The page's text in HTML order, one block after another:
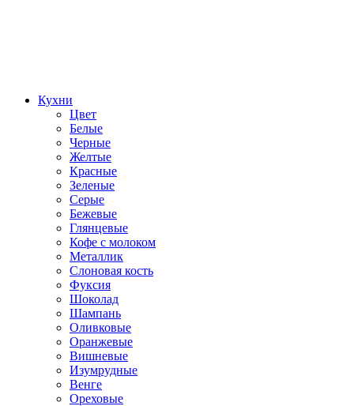
Кухни
Цвет
Белые
Черные
Желтые
Красные
Зеленые
Серые
Бежевые
Глянцевые
Кофе с молоком
Металлик
Слоновая кость
Фуксия
Шоколад
Шампань
Оливковые
Оранжевые
Вишневые
Изумрудные
Венге
Ореховые